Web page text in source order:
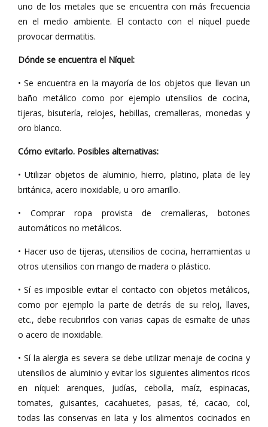
uno de los metales que se encuentra con más frecuencia
en el medio ambiente. El contacto con el níquel puede
provocar dermatitis.
Dónde se encuentra el Níquel:
• Se encuentra en la mayoría de los objetos que llevan un
baño metálico como por ejemplo utensilios de cocina,
tijeras, bisutería, relojes, hebillas, cremalleras, monedas y
oro blanco.
Cómo evitarlo. Posibles alternativas:
• Utilizar objetos de aluminio, hierro, platino, plata de ley
británica, acero inoxidable, u oro amarillo.
• Comprar ropa provista de cremalleras, botones
automáticos no metálicos.
• Hacer uso de tijeras, utensilios de cocina, herramientas u
otros utensilios con mango de madera o plástico.
• Sí es imposible evitar el contacto con objetos metálicos,
como por ejemplo la parte de detrás de su reloj, llaves,
etc., debe recubrirlos con varias capas de esmalte de uñas
o acero de inoxidable.
• Sí la alergia es severa se debe utilizar menaje de cocina y
utensilios de aluminio y evitar los siguientes alimentos ricos
en níquel: arenques, judías, cebolla, maíz, espinacas,
tomates, guisantes, cacahuetes, pasas, té, cacao, col,
todas las conservas en lata y los alimentos cocinados en